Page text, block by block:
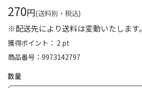
270円(送料別・税込)
※配送先により送料は変動いたします。
獲得ポイント： 2 pt
商品番号
9973142797
数量